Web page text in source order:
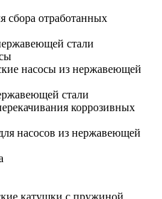
сбора отработанных
стали
насосы из нержавеющей
стали
коррозивных
насосов из нержавеющей